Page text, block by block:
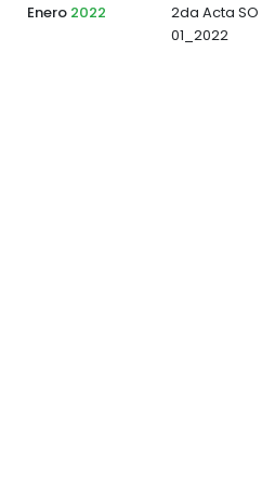
Enero 2022
2da Acta SO
01_2022